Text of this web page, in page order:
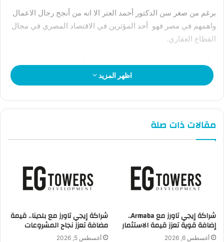
برغم من صغر سن الدكتور أحمد العتر الا انه من أنجح رجال الاعمال
واهمهم في مصر فهو أحد المؤثرين في الاقتصاد المصري في مجال
القطاع العقاري.
بدأ حياته من الصفر واعتمد على نفسه في تأسيس شركته والان
أصبحت شركات احمد العتر العقارية هي الأكثر مبيعا
جدير بالذكر أن الدكتور أحمد العتر رئيس مجلس ادارة جي دي
للاستثمار فى القاهرة الجديدة
تعتبر شركات احمد العتر العقارية هي الأكثر مبيعا فى النصف الاول
احدث استثمارات احمد العتر هو مشاريعه في مدينة العلمين الجديدة
اظهر المزيد
مقالات ذات صلة
شراكة إيجي تاورز مع Armaba..
إضافة قوية تعزز قيمة الاستثمار
أغسطس 6, 2026
شراكة إيجي تاورز مع بلدينا.. قيمة
مضافة تعزز نجاح المشروعات
أغسطس 5, 2026